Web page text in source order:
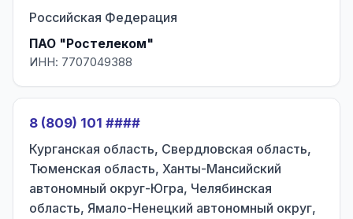
Российская Федерация
ПАО "Ростелеком"
ИНН: 7707049388
8 (809) 101 ####
Курганская область, Свердловская область,
Тюменская область, Ханты-Мансийский
автономный округ-Югра, Челябинская
область, Ямало-Ненецкий автономный округ,